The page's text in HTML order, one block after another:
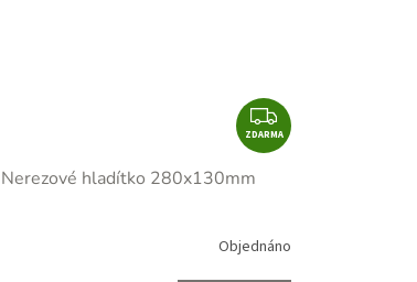
Z
D
A
ZDARMA
Nerezové hladítko 280x130mm
Objednáno